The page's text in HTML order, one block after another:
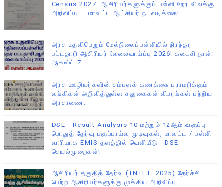
Census 2027: ஆசிரியர்களுக்குப் பள்ளி நேர விலக்கு
அறிவிப்பு – மாவட்ட ஆட்சியர் நடவடிக்கை!
அரசு உதவிபெறும் மேல்நிலைப்பள்ளியில் நிரந்தர
பட்டதாரி ஆசிரியர் வேலைவாய்ப்பு 2026! கடைசி நாள்:
ஆகஸ்ட் 7
அரசு ஊழியர்களின் சம்பளக் கணக்கை பராமரிக்கும்
வங்கிகள் அறிவித்துள்ள சலுகைகள் விபரங்கள் பற்றிய
அரசாணை.
DSE - Result Analysis 10 மற்றும் 12ஆம் வகுப்பு
பொதுத் தேர்வு பகுப்பாய்வு முடிவுகள், மாவட்ட / பள்ளி
வாரியாக EMIS தளத்தில் வெளியீடு - DSE
செயல்முறைகள்!
ஆசிரியர் தகுதித் தேர்வு (TNTET–2025) தேர்ச்சி
பெற்ற ஆசிரியர்களுக்கு முக்கிய அறிவிப்பு